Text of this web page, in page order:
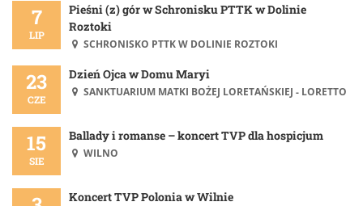
7
LIP
Pieśni (z) gór w Schronisku PTTK w Dolinie
Roztoki
SCHRONISKO PTTK W DOLINIE ROZTOKI
23
CZE
Dzień Ojca w Domu Maryi
SANKTUARIUM MATKI BOŻEJ LORETAŃSKIEJ - LORETTO
15
SIE
Ballady i romanse – koncert TVP dla hospicjum
WILNO
Koncert TVP Polonia w Wilnie